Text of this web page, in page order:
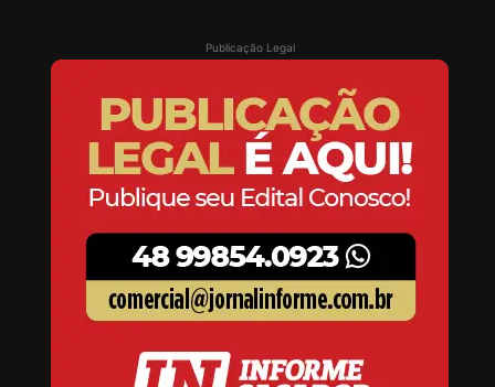
Publicação Legal